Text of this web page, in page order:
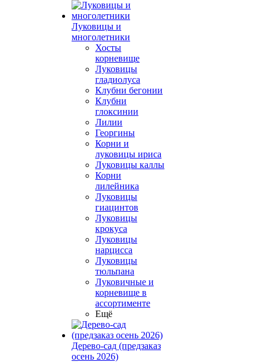
Луковицы и
многолетники
Хосты
корневище
Луковицы
гладиолуса
Клубни бегонии
Клубни
глоксинии
Лилии
Георгины
Корни и
луковицы ириса
Луковицы каллы
Корни
лилейника
Луковицы
гиацинтов
Луковицы
крокуса
Луковицы
нарцисса
Луковицы
тюльпана
Луковичные и
корневище в
ассортименте
Ещё
Дерево-сад (предзаказ
осень 2026)